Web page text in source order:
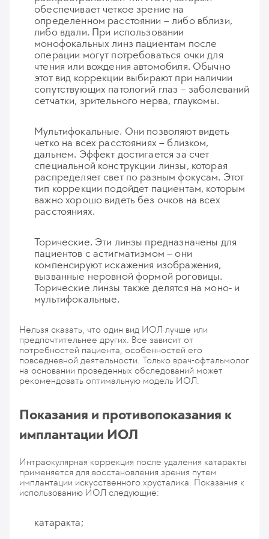
обеспечивает четкое зрение на
определенном расстоянии – либо вблизи,
либо вдали. При использовании
монофокальных линз пациентам после
операции могут потребоваться очки для
чтения или вождения автомобиля. Обычно
этот вид коррекции выбирают при наличии
сопутствующих патологий глаз – заболеваний
сетчатки, зрительного нерва, глаукомы.
Мультифокальные. Они позволяют видеть
четко на всех расстояниях – близком,
дальнем. Эффект достигается за счет
специальной конструкции линзы, которая
распределяет свет по разным фокусам. Этот
тип коррекции подойдет пациентам, которым
важно хорошо видеть без очков на всех
расстояниях.
Торические. Эти линзы предназначены для
пациентов с астигматизмом – они
компенсируют искажения изображения,
вызванные неровной формой роговицы.
Торические линзы также делятся на моно- и
мультифокальные.
Нельзя сказать, что один вид ИОЛ лучше или
предпочтительнее других. Все зависит от
потребностей пациента, особенностей его
повседневной деятельности. Только врач-офтальмолог
на основании проведенных обследований может
рекомендовать оптимальную модель ИОЛ.
Показания и противопоказания к
имплантации ИОЛ
Интраокулярная коррекция после удаления катаракты
применяется для восстановления зрения путем
имплантации искусственного хрусталика. Показания к
использованию ИОЛ следующие:
катаракта;